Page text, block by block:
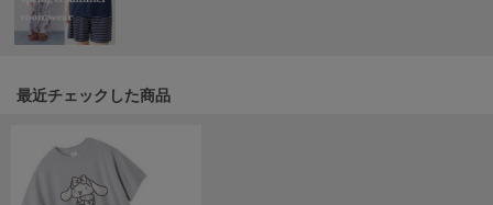
SUPERGA
swanë
TAW&TOE
最近チェックした商品